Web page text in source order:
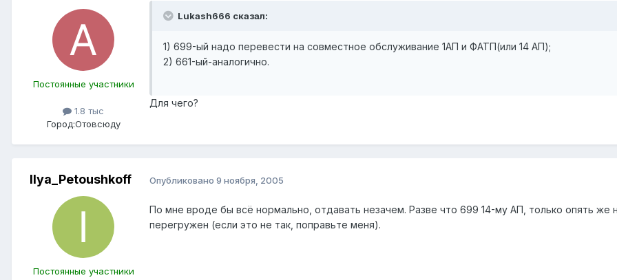
Постоянные участники
1.8 тыс
Город:Отовсюду
Lukash666 сказал:
1) 699-ый надо перевести на совместное обслуживание 1АП и ФАТП(или 14 АП);
2) 661-ый-аналогично.
Для чего?
Ilya_Petoushkoff
Постоянные участники
Опубликовано 9 ноября, 2005
По мне вроде бы всё нормально, отдавать незачем. Разве что 699 14-му АП, только опять же
перегружен (если это не так, поправьте меня).